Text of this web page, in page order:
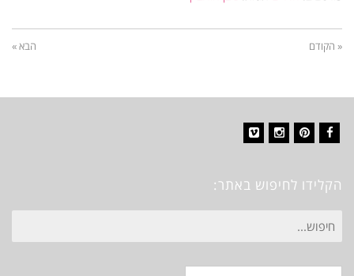
« הקודם הבא »
הקלידו לחיפוש באתר:
חיפוש
עבור: